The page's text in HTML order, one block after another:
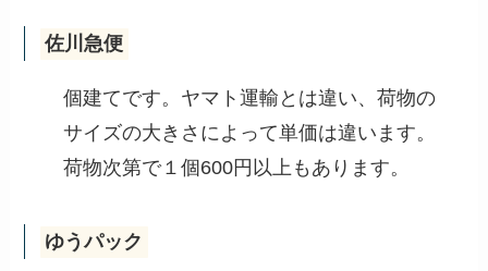
佐川急便
個建てです。ヤマト運輸とは違い、荷物の
サイズの大きさによって単価は違います。
荷物次第で１個600円以上もあります。
ゆうパック